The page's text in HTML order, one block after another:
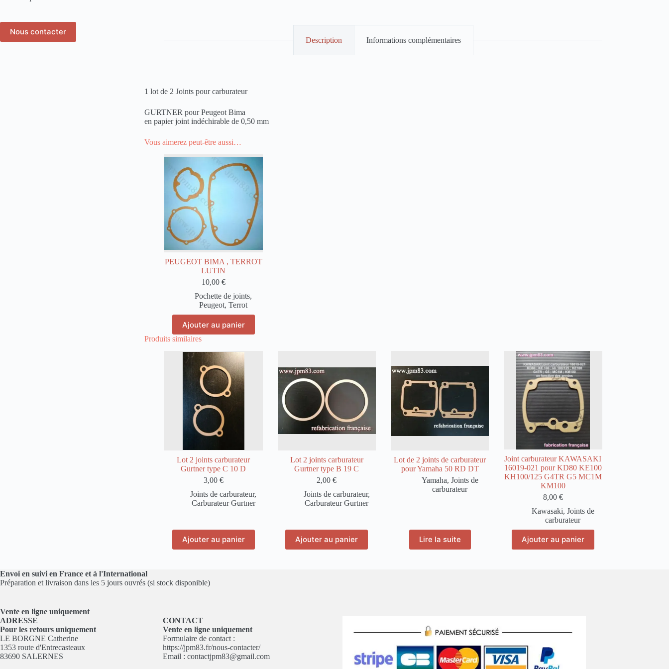
Description Informations complémentaires
1 lot de 2 Joints pour carburateur
GURTNER pour Peugeot Bima
en papier joint indéchirable de 0,50 mm
Vous aimerez peut-être aussi…
PEUGEOT BIMA , TERROT
LUTIN
10,00 €
Pochette de joints,
Peugeot,Terrot
Ajouter au panier
Produits similaires
Lot 2 joints carburateur
Gurtner type C 10 D
3,00 €
Joints de carburateur,
Carburateur Gurtner
Ajouter au panier
Lot 2 joints carburateur
Gurtner type B 19 C
2,00€
Joints de carburateur,
Carburateur Gurtner
Ajouter au panier
Lot de 2 joints de carburateur
pour Yamaha 50 RD DT
Yamaha, Joints de
carburateur
Lire la suite
Joint carburateur KAWASAKI
16019-021 pour KD80 KE100
KH100/125 G4TR G5 MC1M
KM100
8,00 €
Kawasaki, Joints de
carburateur
Ajouter au panier
Nous contacter
Envoi en suivi en France et à l'International
Préparation et livraison dans les 5 jours ouvrés (si stock disponible)
Vente en ligne uniquement
ADRESSE
Pour les retours uniquement
LE BORGNE Catherine
1353 route d'Entrecasteaux
83690 SALERNES
CONTACT
Vente en ligne uniquement
Formulaire de contact :
https://jpm83.fr/nous-contacter/
Email :contactjpm83@gmail.com